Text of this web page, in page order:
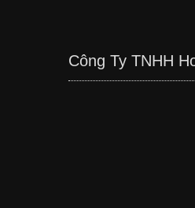
Công Ty TNHH